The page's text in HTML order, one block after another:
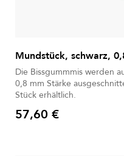
Mundstück, schwarz,
Die Bissgummmis werden
0,8 mm Stärke
Stück erhältlich.
Preis
57,60 €